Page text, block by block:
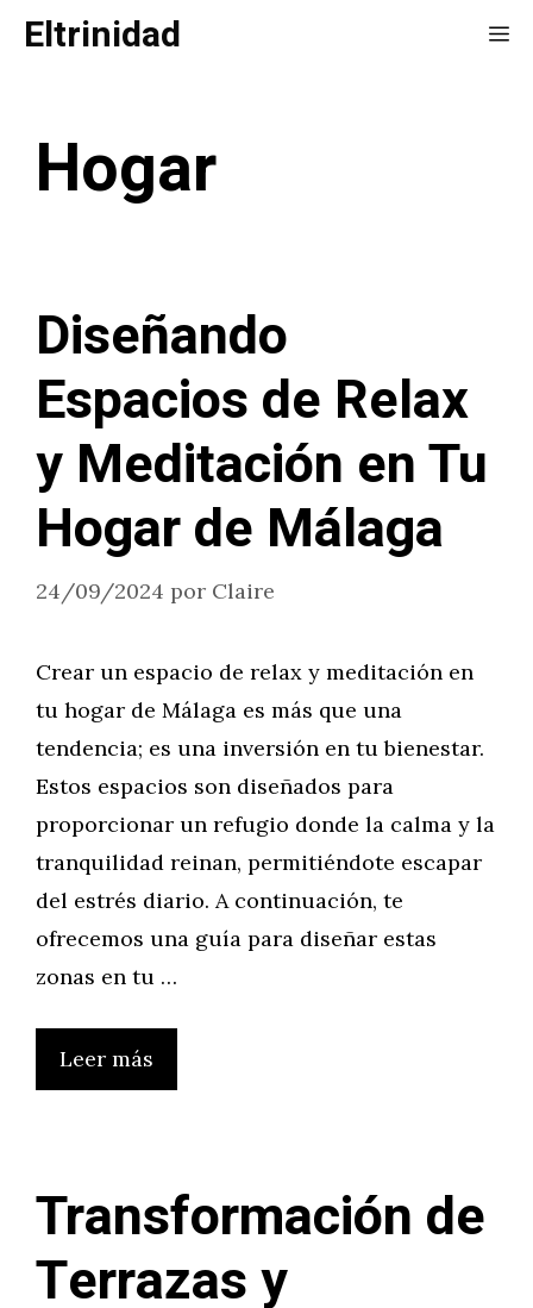
Saltar
Eltrinidad
Hogar
Diseñando
Espacios de Relax
y Meditación en Tu
Hogar de Málaga
24/09/2024 por Claire
Crear un espacio de relax y meditación en
tu hogar de Málaga es más que una
tendencia; es una inversión en tu bienestar.
Estos espacios son diseñados para
proporcionar un refugio donde la calma y la
tranquilidad reinan, permitiéndote escapar
del estrés diario. A continuación, te
ofrecemos una guía para diseñar estas
zonas en tu …
Leer más
Transformación de
Terrazas y